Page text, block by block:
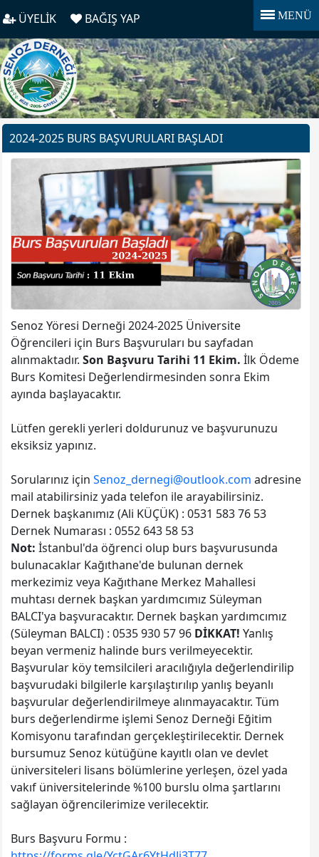
ÜYELİK BAĞIŞ YAP MENÜ
2024-2025 BURS BAŞVURULARI BAŞLADI
Senoz Yöresi Derneği 2024-2025 Üniversite
Öğrencileri için Burs Başvuruları bu sayfadan
alınmaktadır. Son Başvuru Tarihi 11 Ekim. İlk Ödeme
Burs Komitesi Değerlendirmesinden sonra Ekim
ayında başlayacaktır.
Lütfen gerekli yerleri doldurunuz ve başvurunuzu
eksiksiz yapınız.
Sorularınız için Senoz_dernegi@outlook.com adresine
mail atabilirsiniz yada telefon ile arayabilirsiniz.
Dernek başkanımız (Ali KÜÇÜK) : 0531 583 76 53
Dernek Numarası : 0552 643 58 53
Not: İstanbul'da öğrenci olup burs başvurusunda
bulunacaklar Kağıthane'de bulunan dernek
merkezimiz veya Kağıthane Merkez Mahallesi
muhtası dernek başkan yardımcımız Süleyman
BALCI'ya başvuracaktır. Dernek başkan yardımcımız
(Süleyman BALCI) : 0535 930 57 96 DİKKAT! Yanlış
beyan vermeniz halinde burs verilmeyecektir.
Başvurular köy temsilcileri aracılığıyla değerlendirilip
başvurudaki bilgilerle karşılaştırılıp yanlış beyanlı
başvurular değerlendirilmeye alınmayacaktır. Tüm
burs değerlendirme işlemi Senoz Derneği Eğitim
Komisyonu tarafından gerçekleştirilecektir. Dernek
bursumuz Senoz kütüğüne kayıtlı olan ve devlet
üniversiteleri lisans bölümlerine yerleşen, özel yada
vakıf üniversitelerinde %100 burslu olma şartlarını
sağlayan öğrencilerimize verilecektir.
Burs Başvuru Formu :